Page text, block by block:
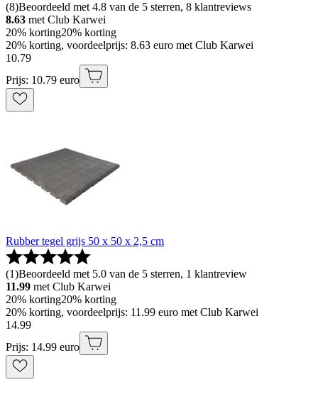
(8)Beoordeeld met 4.8 van de 5 sterren, 8 klantreviews
8.63 met Club Karwei
20% korting20% korting
20% korting, voordeelprijs: 8.63 euro met Club Karwei
10.79
Prijs: 10.79 euro
Rubber tegel grijs 50 x 50 x 2,5 cm
(1)Beoordeeld met 5.0 van de 5 sterren, 1 klantreview
11.99 met Club Karwei
20% korting20% korting
20% korting, voordeelprijs: 11.99 euro met Club Karwei
14.99
Prijs: 14.99 euro